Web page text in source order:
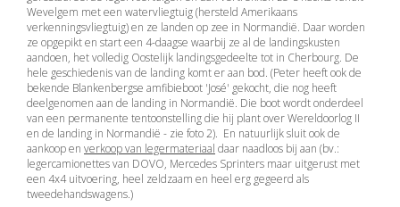
Wevelgem met een watervliegtuig (hersteld Amerikaans
verkenningsvliegtuig) en ze landen op zee in Normandië. Daar worden
ze opgepikt en start een 4-daagse waarbij ze al de landingskusten
aandoen, het volledig Oostelijk landingsgedeelte tot in Cherbourg. De
hele geschiedenis van de landing komt er aan bod. (Peter heeft ook de
bekende Blankenbergse amfibieboot 'José' gekocht, die nog heeft
deelgenomen aan de landing in Normandië. Die boot wordt onderdeel
van een permanente tentoonstelling die hij plant over Wereldoorlog II
en de landing in Normandië - zie foto 2). En natuurlijk sluit ook de
aankoop en verkoop van legermateriaal daar naadloos bij aan (bv.:
legercamionettes van DOVO, Mercedes Sprinters maar uitgerust met
een 4x4 uitvoering, heel zeldzaam en heel erg gegeerd als
tweedehandswagens.)